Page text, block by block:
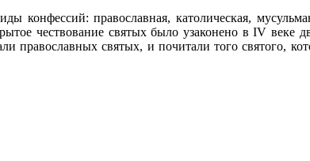
конфессий: православная, католическая,
чествование святых было узаконено в IV веке
православных святых, и почитали того святого,